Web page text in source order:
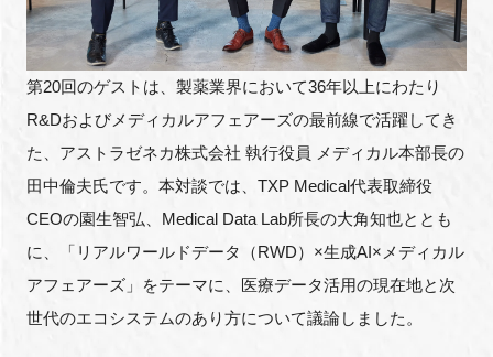
第20回のゲストは、製薬業界において36年以上にわたり
R&Dおよびメディカルアフェアーズの最前線で活躍してき
た、アストラゼネカ株式会社 執行役員 メディカル本部長の
田中倫夫氏です。本対談では、TXP Medical代表取締役
CEOの園生智弘、Medical Data Lab所長の大角知也ととも
に、「リアルワールドデータ（RWD）×生成AI×メディカル
アフェアーズ」をテーマに、医療データ活用の現在地と次
世代のエコシステムのあり方について議論しました。